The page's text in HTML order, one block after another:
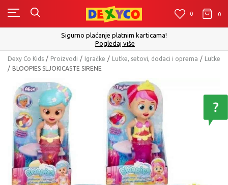
0 0
Sigurno plaćanje platnim karticama!
Pogledaj više
Dexy Co Kids Proizvodi Igračke Lutke, setovi, dodaci i oprema
Lutke
BLOOPIES SLJOKICASTE SIRENE